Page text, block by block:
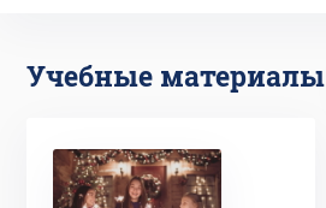
Учебные материалы